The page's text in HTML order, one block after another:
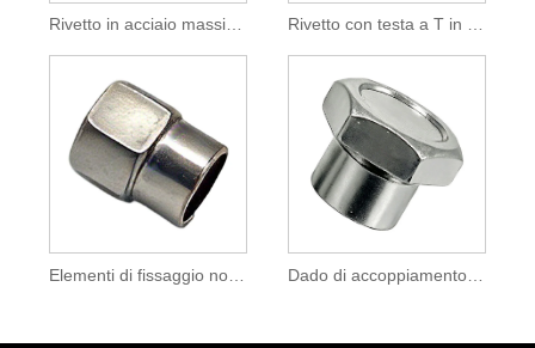
Rivetto in acciaio massiccio a testa piatta per fissaggio industriale
Elementi di fissaggio non standard per accessori automobilistici e motociclistici